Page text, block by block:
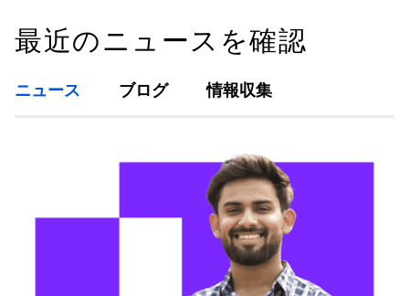
最近のニュースを確認
ニュース ブログ 情報収集